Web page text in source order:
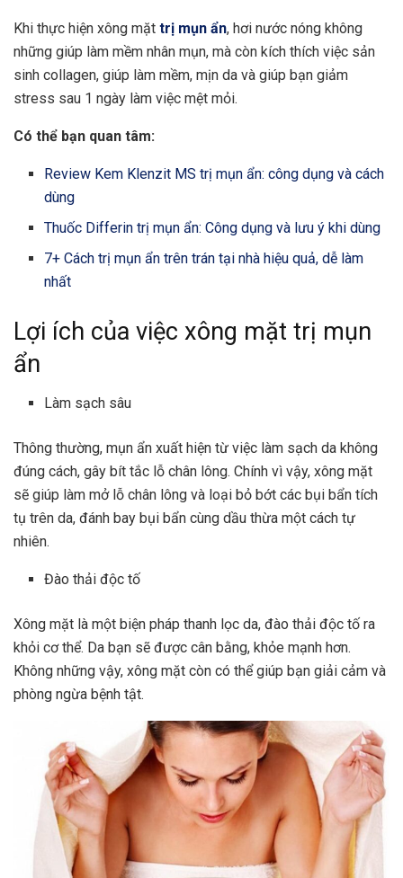
Khi thực hiện xông mặt trị mụn ẩn, hơi nước nóng không
những giúp làm mềm nhân mụn, mà còn kích thích việc sản
sinh collagen, giúp làm mềm, mịn da và giúp bạn giảm
stress sau 1 ngày làm việc mệt mỏi.
Có thể bạn quan tâm:
Review Kem Klenzit MS trị mụn ẩn: công dụng và cách
dùng
Thuốc Differin trị mụn ẩn: Công dụng và lưu ý khi dùng
7+ Cách trị mụn ẩn trên trán tại nhà hiệu quả, dễ làm
nhất
Lợi ích của việc xông mặt trị mụn
ẩn
Làm sạch sâu
Thông thường, mụn ẩn xuất hiện từ việc làm sạch da không
đúng cách, gây bít tắc lỗ chân lông. Chính vì vậy, xông mặt
sẽ giúp làm mở lỗ chân lông và loại bỏ bớt các bụi bẩn tích
tụ trên da, đánh bay bụi bẩn cùng dầu thừa một cách tự
nhiên.
Đào thải độc tố
Xông mặt là một biện pháp thanh lọc da, đào thải độc tố ra
khỏi cơ thể. Da bạn sẽ được cân bằng, khỏe mạnh hơn.
Không những vậy, xông mặt còn có thể giúp bạn giải cảm và
phòng ngừa bệnh tật.